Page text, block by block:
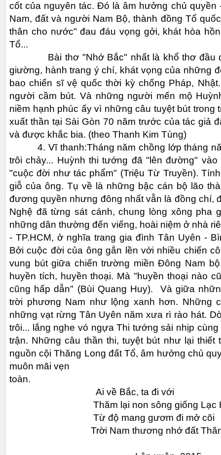
cốt của nguyên tác. Đó là âm hưởng chủ quyền
Nam, đất và người Nam Bộ, thành đồng Tổ
thân cho nước" đau đáu vọng gởi, khát hòa
Tổ...
Bài thơ "Nhớ Bắc" nhất là khổ thơ đầu
giường, hành trang ý chí, khát vọng của những
bao chiến sĩ vệ quốc thời kỳ chống Pháp,
người cầm bút. Và những người mến mộ
niềm hạnh phúc ấy vì những câu tuyệt bút trong
xuất thần tại Sài Gòn 70 năm trước của tác giả
và được khắc bia. (theo Thanh Kim Tùng)
4. Vĩ thanh:Tháng năm chồng lớp tháng
trôi chảy... Huỳnh thi tướng đã "lên đường" vào
"cuộc đời như tác phẩm" (Triệu Từ Truyền).
giỗ của ông. Tụ về là những bậc cán bộ lão
đương quyền nhưng đông nhất vẫn là đồng chí,
Nghệ đã từng sát cánh, chung lòng xông pha
những dân thường đến viếng, hoài niệm ở nhà
- TP.HCM, ở nghĩa trang gia đình Tân Uyên -
Bởi cuộc đời của ông gắn lền với nhiều chiến
vung bút giữa chiến trường miền Đông Nam
huyền tích, huyền thoại. Mà "huyền thoại nào
cũng hấp dẫn" (Bùi Quang Huy). Và giữa
trời phương Nam như lộng xanh hơn. Những
những vạt rừng Tân Uyên năm xưa rì rào hát.
trôi... lắng nghe vó ngựa Thi tướng sải nhịp
trận. Những câu thần thi, tuyệt bút như lại thiết
nguồn cội Thăng Long đất Tổ, âm hưởng chủ
muôn mãi vẹn
toàn.
Ai về Bắc, ta đi với
Thăm lại non sông giống Lạc
Từ độ mang gươm đi mở cõi
Trời Nam thương nhớ đất Thăng